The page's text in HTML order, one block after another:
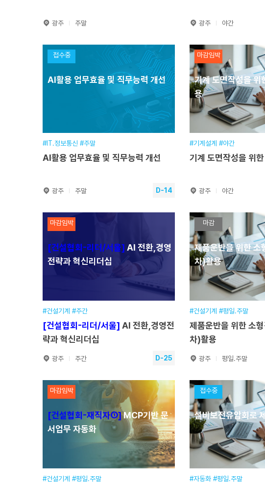
광주 주말
전기내선배선공사
훈련기간
2026.08.08~2026.08.09
14시간(2일) [주말]
09:00~16:30
접수기간
2026.01.19~2026.08.08
광주 야간
기계 도면작성을
실무
훈련기간
교육일정
16시간
교육시간
교육장소
본원
접수기간
접수중
AI활용 업무효율 및 직무능력 개선
#IT.정보통신 #주말
AI활용 업무효율 및 직무능력 개선
광주 주말 D-14
AI활용 업무효율 및 직무능력 개
선
훈련기간
2026.08.22~2026.08.23
교육일정
14시간(2일) [주말]
09:00~16:30
접수기간
수강신청
마감임박
기계 도면작성을
용
#기계설계 #야간
기계 도면작성을 위
광주 야간
기계 도면작성을
활용
훈련기간
교육일정
12시간(4
교육시간
교육장소
본원
접수기간
마감임박
[건설협회-리더/서울] AI 전환,경영
전략과 혁신리더십
#건설기계 #주간
[건설협회-리더/서울] AI 전환,경영전
략과 혁신리더십
광주 주간 D-25
[건설협회-리더/서울]AI 전환,경
영전략과 혁신리더십
훈련기간
2026.09.02~2026.09.03
교육일정
15시간(2일) [주간]
1일차 09:00~18:00 / 2일차 09:00~17:00
인스파이어 2호점
접수기간
마감
제품운반을 위한 소
차)활용
#건설기계 #평일.주말
제품운반을 위한 소
차)활용
광주 평일.주말
제품운반을 위한
게차)활용
훈련기간
교육일정
30시간(5
교육시간
교육장소
본원
접수기간
마감임박
[건설협회-재직자①]MCP기반 문
서업무 자동화
#건설기계 #평일.주말
접수중
설비보전유압회로
#자동화 #평일.주말